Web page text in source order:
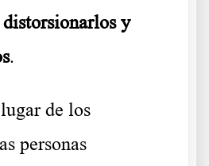
y
.
de los
personas